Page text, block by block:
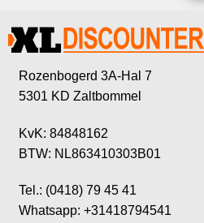
Rozenbogerd 3A-Hal 7
5301 KD Zaltbommel
KvK: 84848162
BTW: NL863410303B01
Tel.: (0418) 79 45 41
Whatsapp: +31418794541